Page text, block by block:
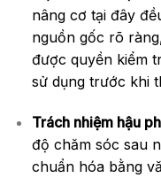
nâng cơ tại đây
nguồn gốc rõ
được quyền kiểm
sử dụng trước khi
Trách nhiệm hậu
độ chăm sóc sau
chuẩn hóa bằng